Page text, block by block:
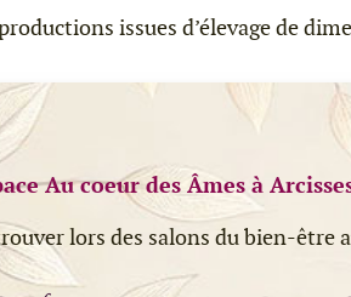
issues d’élevage de
Au coeur des Âmes à
lors des salons du bien-être